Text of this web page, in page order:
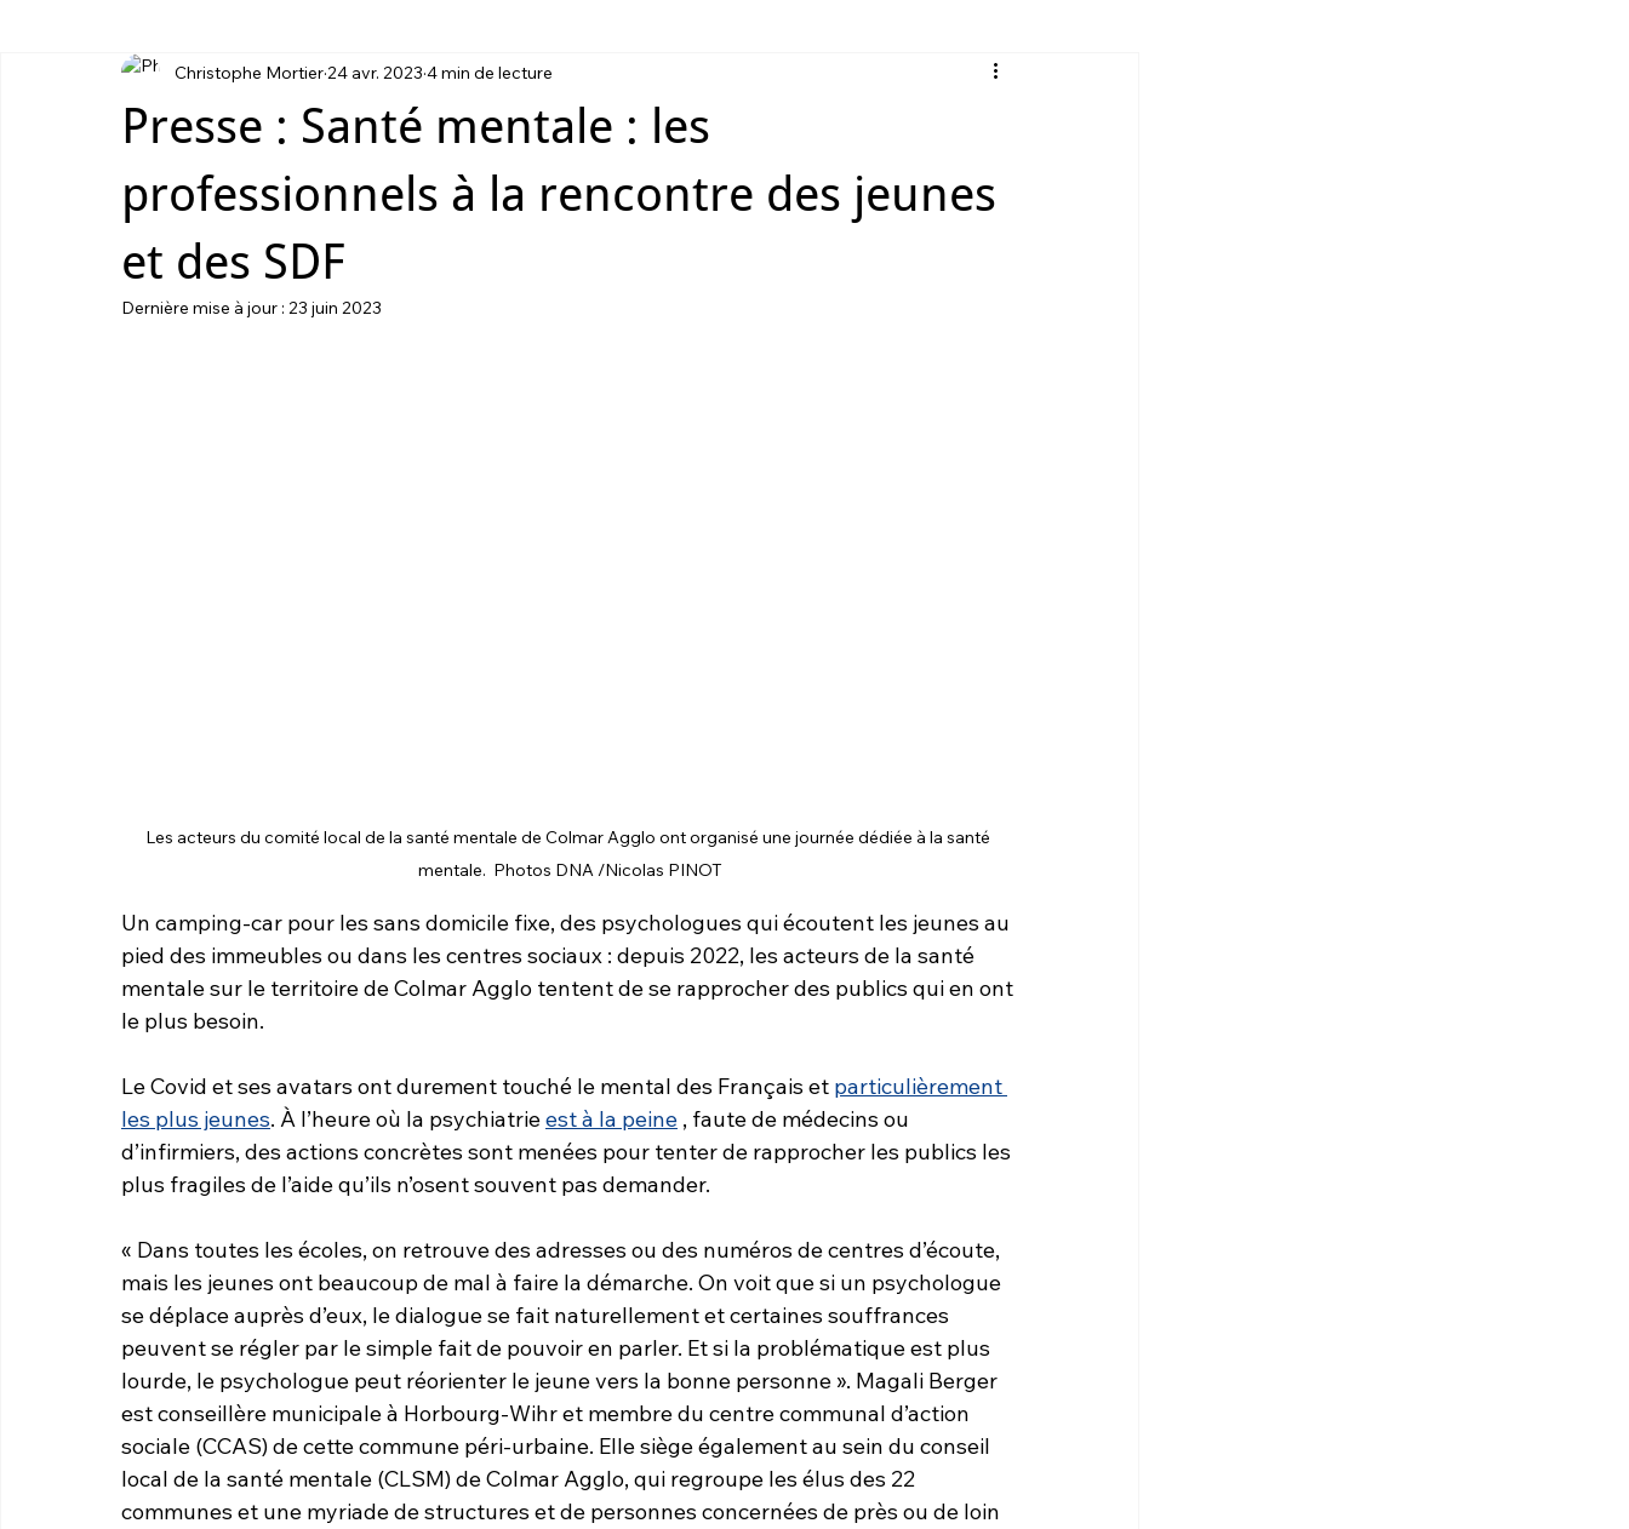
Appuiloge AppuiSolidarités CHRS LHSS AEJ
Presse : Santé mentale : les
professionnels à la rencontre des jeunes
et des SDF
Christophe Mortier24 avr. 2023 4 min de lecture
Dernière mise à jour : 23 juin 2023
Les acteurs du comité local de la santé mentale de Colmar Agglo ont organisé une journée dédiée à la santé
mentale.  Photos DNA /Nicolas PINOT
Un camping-car pour les sans domicile fixe, des psychologues qui écoutent les jeunes au
pied des immeubles ou dans les centres sociaux : depuis 2022, les acteurs de la santé
mentale sur le territoire de Colmar Agglo tentent de se rapprocher des publics qui en ont
le plus besoin.
Le Covid et ses avatars ont durement touché le mental des Français et particulièrement
les plus jeunes. À l’heure où la psychiatrie est à la peine , faute de médecins ou
d’infirmiers, des actions concrètes sont menées pour tenter de rapprocher les publics les
plus fragiles de l’aide qu’ils n’osent souvent pas demander.
« Dans toutes les écoles, on retrouve des adresses ou des numéros de centres d’écoute,
mais les jeunes ont beaucoup de mal à faire la démarche. On voit que si un psychologue
se déplace auprès d’eux, le dialogue se fait naturellement et certaines souffrances
peuvent se régler par le simple fait de pouvoir en parler. Et si la problématique est plus
lourde, le psychologue peut réorienter le jeune vers la bonne personne ». Magali Berger
est conseillère municipale à Horbourg-Wihr et membre du centre communal d’action
sociale (CCAS) de cette commune péri-urbaine. Elle siège également au sein du conseil
local de la santé mentale (CLSM) de Colmar Agglo, qui regroupe les élus des 22
communes et une myriade de structures et de personnes concernées de près ou de loin